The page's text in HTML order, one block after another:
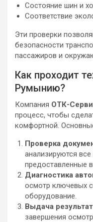
Состояние шин и
Соответствие
Эти проверки
безопасности
пассажиров и
Как проходит
Румынию?
Компания ОТК-
процесс, чтобы
комфортной.
Проверка
анализируются
предоставленные
Диагностика
осмотр ключевых
оборудование.
Выдача
завершения